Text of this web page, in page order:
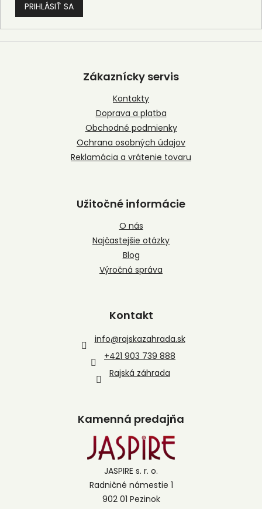
PRIHLÁSIŤ SA
Z
Zákaznícky servis
Kontakty
Doprava a platba
Obchodné podmienky
Ochrana osobných údajov
Reklamácia a vrátenie tovaru
Užitočné informácie
O nás
Najčastejšie otázky
Blog
Výročná správa
Kontakt
info@rajskazahrada.sk
+421 903 739 888
Rajská záhrada
Kamenná predajňa
JASPIRE s. r. o.
Radničné námestie 1
902 01 Pezinok